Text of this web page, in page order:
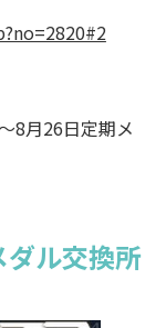
8月26日定期メ
ル交換所